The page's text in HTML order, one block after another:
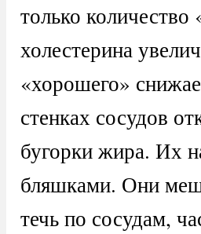
только количество
холестерина
«хорошего»
стенках сосудов
бугорки жира. Их
бляшками. Они
течь по сосудам,